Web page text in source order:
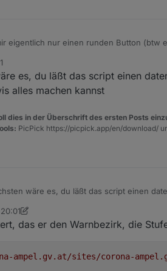
eigentlich nur einen runden Button
es, du läßt das script einen
alles machen kannst
dies in der Überschrift des ersten Posts
PicPick https://picpick.app/en/download/
wäre es, du läßt das script einen
9. Okt. 2020, 07:03
das er den Warnbezirk, die
ampel.gv.at/sites/corona-